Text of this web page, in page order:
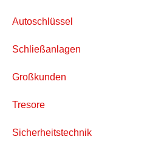
Autoschlüssel
Schließanlagen
Großkunden
Tresore
Sicherheitstechnik